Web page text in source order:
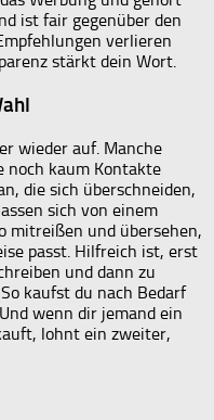
ist fair gegenüber den
verlieren
stärkt dein Wort.
wieder auf. Manche
noch kaum Kontakte
die sich überschneiden,
sich von einem
mitreißen und übersehen,
passt. Hilfreich ist, erst
und dann zu
kaufst du nach Bedarf
wenn dir jemand ein
lohnt ein zweiter,